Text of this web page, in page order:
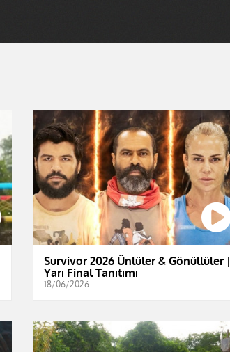
Survivor 2026 Ünlüler & Gönüllüler |
Yarı Final Tanıtımı
18/06/2026